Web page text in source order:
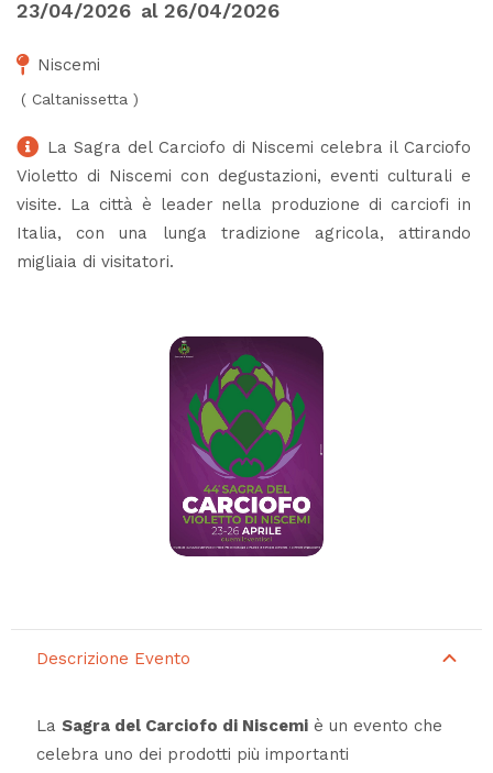
23/04/2026 al 26/04/2026
Niscemi
( Caltanissetta )
La Sagra del Carciofo di Niscemi celebra il Carciofo
Violetto di Niscemi con degustazioni, eventi culturali e
visite. La città è leader nella produzione di carciofi in
Italia, con una lunga tradizione agricola, attirando
migliaia di visitatori.
Descrizione Evento
La Sagra del Carciofo di Niscemiè un evento che
celebra uno dei prodotti più importanti